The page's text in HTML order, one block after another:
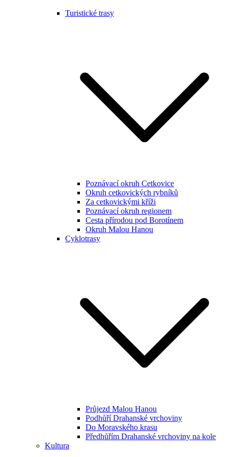
Turistické trasy
Poznávací okruh Cetkovice
Okruh cetkovických rybníků
Za cetkovickými kříži
Poznávací okruh regionem
Cesta přírodou pod Borotínem
Okruh Malou Hanou
Cyklotrasy
Průjezd Malou Hanou
Podhůří Drahanské vrchoviny
Do Moravského krasu
Předhůřím Drahanské vrchoviny na kole
Kultura